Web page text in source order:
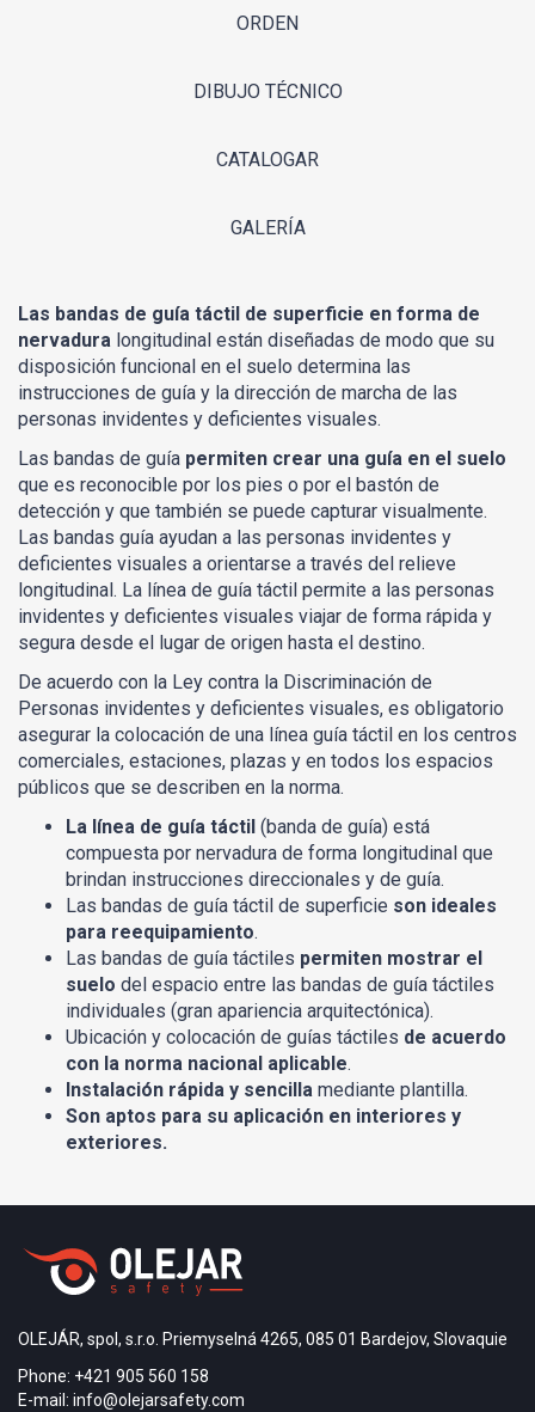
ORDEN
DIBUJO TÉCNICO
CATALOGAR
GALERÍA
Las bandas de guía táctil de superficie en forma de
nervadura longitudinal están diseñadas de modo que su
disposición funcional en el suelo determina las
instrucciones de guía y la dirección de marcha de las
personas invidentes y deficientes visuales.
Las bandas de guía permiten crear una guía en el suelo
que es reconocible por los pies o por el bastón de
detección y que también se puede capturar visualmente.
Las bandas guía ayudan a las personas invidentes y
deficientes visuales a orientarse a través del relieve
longitudinal. La línea de guía táctil permite a las personas
invidentes y deficientes visuales viajar de forma rápida y
segura desde el lugar de origen hasta el destino.
De acuerdo con la Ley contra la Discriminación de
Personas invidentes y deficientes visuales, es obligatorio
asegurar la colocación de una línea guía táctil en los centros
comerciales, estaciones, plazas y en todos los espacios
públicos que se describen en la norma.
La línea de guía táctil (banda de guía) está
compuesta por nervadura de forma longitudinal que
brindan instrucciones direccionales y de guía.
Las bandas de guía táctil de superficie son ideales
para reequipamiento.
Las bandas de guía táctiles permiten mostrar el
suelo del espacio entre las bandas de guía táctiles
individuales (gran apariencia arquitectónica).
Ubicación y colocación de guías táctiles de acuerdo
con la norma nacional aplicable.
Instalación rápida y sencilla mediante plantilla.
Son aptos para su aplicación en interiores y
exteriores.
OLEJÁR, spol, s.r.o. Priemyselná 4265, 085 01 Bardejov, Slovaquie
Phone: +421 905 560 158
E-mail: info@olejarsafety.com